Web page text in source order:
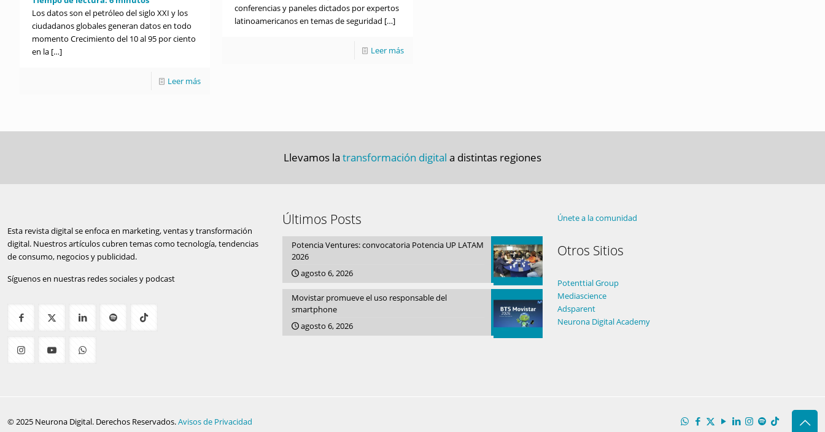
Los datos son el petróleo del siglo XXI y los
ciudadanos globales generan datos en todo
momento Crecimiento del 10 al 95 por ciento
en la[…]
Leer más
conferencias y paneles dictados por expertos
latinoamericanos en temas de seguridad […]
Leer más
Llevamos la transformación digital a distintas regiones
Esta revista digital se enfoca en marketing, ventas y transformación
digital. Nuestros artículos cubren temas como tecnología, tendencias
de consumo, negocios y publicidad.
Síguenos en nuestras redes sociales y podcast
Últimos Posts
Potencia Ventures: convocatoria Potencia UP LATAM
2026
agosto 6, 2026
Movistar promueve el uso responsable del
smartphone
agosto 6, 2026
Únete a la comunidad
Otros Sitios
Potenttial Group
Mediascience
Adsparent
Neurona Digital Academy
© 2025 Neurona Digital. Derechos Reservados.Avisos de Privacidad